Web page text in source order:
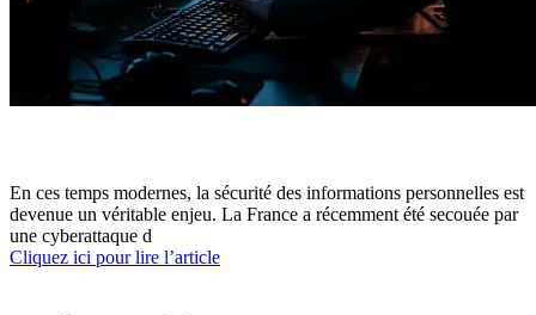
En ces temps modernes, la sécurité des informations personnelles est
devenue un véritable enjeu. La France a récemment été secouée par
une cyberattaque d
Cliquez ici pour lire l’article